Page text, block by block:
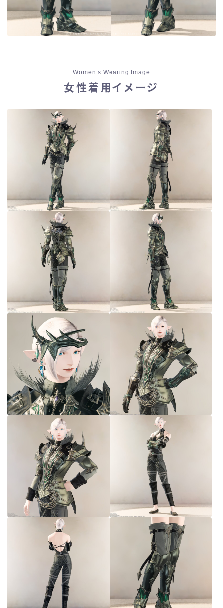
フルフェイス
頭装備ギミックあり
八分袖
東方風デザイン
イシュガルド風デザイン
アジムステップ風デザイン
マント
ローライズ
スカート
ミニスカート
ロングスカート
インナーパンツ付きスカート
ショートパンツ
三分丈
ハーフパンツ
Women’s Wearing Image
女性着用イメージ